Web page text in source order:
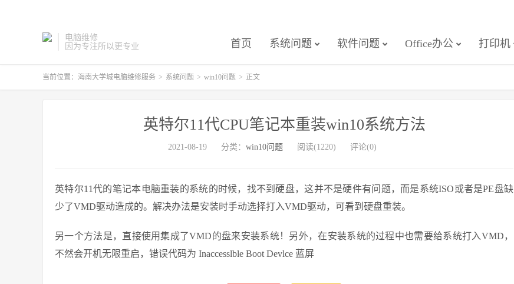
电脑维修
因为专注所以更专业
首页 系统问题 软件问题 Office办公 打印机
当前位置： 海南大学城电脑维修服务 > 系统问题 > win10问题 > 正文
英特尔11代CPU笔记本重装win10系统方法
2021-08-19 分类： win10问题 阅读(1220) 评论(0)
英特尔11代的笔记本电脑重装的系统的时候，找不到硬盘，这并不是硬件有问题，而是系统ISO或者是PE盘缺
少了VMD驱动造成的。解决办法是安装时手动选择打入VMD驱动，可看到硬盘重装。
另一个方法是，直接使用集成了VMD的盘来安装系统！另外，在安装系统的过程中也需要给系统打入VMD，
不然会开机无限重启，错误代码为 Inaccesslble Boot Devlce 蓝屏